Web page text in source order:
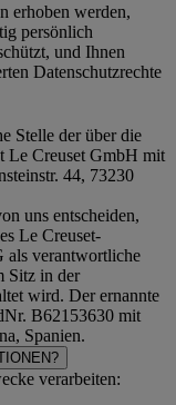
erhoben werden,
persönlich
und Ihnen
Datenschutzrechte
Stelle der über die
Le Creuset GmbH mit
44, 73230
uns entscheiden,
Le Creuset-
als verantwortliche
Sitz in der
wird. Der ernannte
B62153630 mit
Spanien.
verarbeiten: